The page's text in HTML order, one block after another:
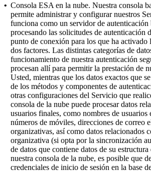
• Consola ESA en la nube. Nuestra consola
permite administrar y configurar nuestros
funciona como un servidor de autenticación
procesando las solicitudes de autenticación
punto de conexión para los que ha activado
dos factores. Las distintas categorías de
funcionamiento de nuestra autenticación
procesan allí para permitir la prestación de
Usted, mientras que los datos exactos que
de los métodos y componentes de
otras configuraciones del Servicio que
consola de la nube puede procesar datos
usuarios finales, como nombres de usuarios
números de móviles, direcciones de correo
organizativas, así como datos relacionados
organizativa (si opta por la sincronización
de datos que contiene datos de su
nuestra consola de la nube, es posible que
credenciales de inicio de sesión en la base